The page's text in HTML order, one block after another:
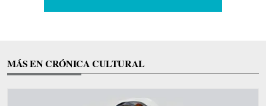
MÁS EN CRÓNICA CULTURAL